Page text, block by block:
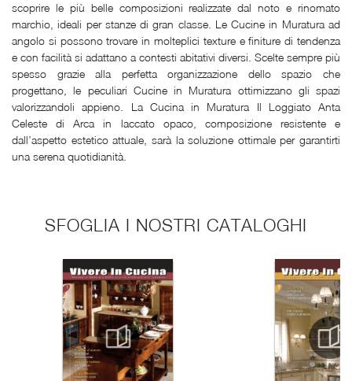
scoprire le più belle composizioni realizzate dal noto e rinomato
marchio, ideali per stanze di gran classe. Le Cucine in Muratura ad
angolo si possono trovare in molteplici texture e finiture di tendenza
e con facilità si adattano a contesti abitativi diversi. Scelte sempre più
spesso grazie alla perfetta organizzazione dello spazio che
progettano, le peculiari Cucine in Muratura ottimizzano gli spazi
valorizzandoli appieno. La Cucina in Muratura Il Loggiato Anta
Celeste di Arca in laccato opaco, composizione resistente e
dall’aspetto estetico attuale, sarà la soluzione ottimale per garantirti
una serena quotidianità.
SFOGLIA I NOSTRI CATALOGHI